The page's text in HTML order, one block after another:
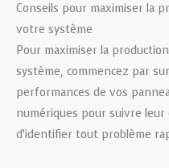
Conseils pour maximiser la
votre système
Pour maximiser la
système, commencez par
performances de vos
numériques pour suivre
d’identifier tout problème